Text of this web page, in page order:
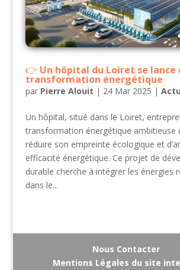
Un hôpital du Loiret se lance
transformation énergétique
par Pierre Alouit | 24 Mar 2025 |
Un hôpital, situé dans le Loiret,
transformation énergétique ambitieuse
réduire son empreinte écologique et
efficacité énergétique. Ce projet de
durable cherche à intégrer les énergies
dans le...
Nous Contacter
Mentions Légales du site